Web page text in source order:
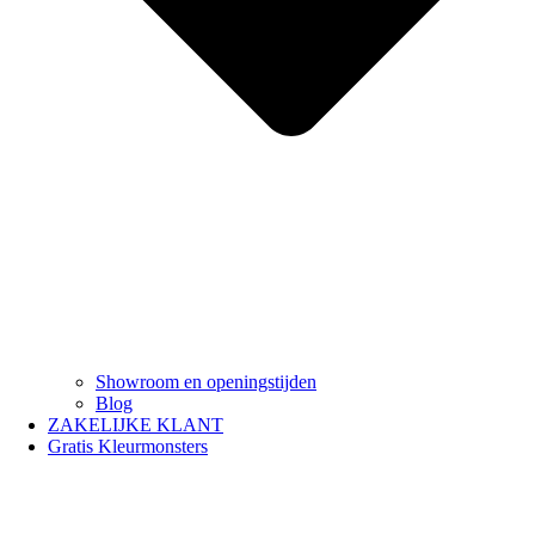
Showroom en openingstijden
Blog
ZAKELIJKE KLANT
Gratis Kleurmonsters